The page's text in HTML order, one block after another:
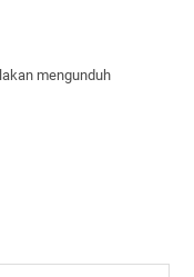
mengunduh